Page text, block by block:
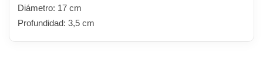
Diámetro: 17 cm
Profundidad: 3,5 cm